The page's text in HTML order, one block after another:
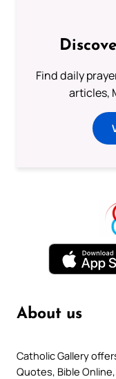
Find daily
articles,
About us
Catholic Gallery
Quotes, Bible